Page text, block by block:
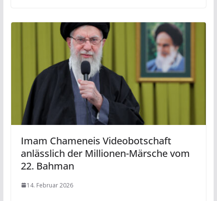
Imam Chameneis Videobotschaft
anlässlich der Millionen-Märsche vom
22. Bahman
14. Februar 2026